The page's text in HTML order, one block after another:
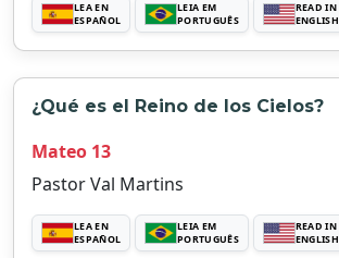
LEA EN
ESPAÑOL
LEIA EM
PORTUGUÊS
READ IN
ENGLISH
¿Qué es el Reino de los Cielos?
Mateo 13
Pastor Val Martins
LEA EN
ESPAÑOL
LEIA EM
PORTUGUÊS
READ IN
ENGLISH